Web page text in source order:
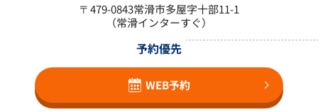
〒479-0843常滑市多屋字十部11-1
（常滑インターすぐ）
予約優先
WEB予約